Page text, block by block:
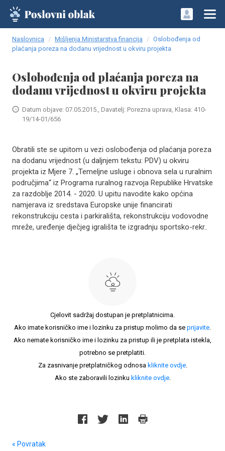
Naslovnica Mišljenja Ministarstva financija
Oslobođenja od
plaćanja poreza na dodanu vrijednost u okviru projekta
Oslobođenja od plaćanja poreza na
dodanu vrijednost u okviru projekta
Datum objave: 07.05.2015., Davatelj: Porezna uprava, Klasa: 410-
19/14-01/656
Obratili ste se upitom u vezi oslobođenja od plaćanja poreza
na dodanu vrijednost (u daljnjem tekstu: PDV) u okviru
projekta iz Mjere 7. „Temeljne usluge i obnova sela u ruralnim
područjima“ iz Programa ruralnog razvoja Republike Hrvatske
za razdoblje 2014. - 2020. U upitu navodite kako općina
namjerava iz sredstava Europske unije financirati
rekonstrukciju cesta i parkirališta, rekonstrukciju vodovodne
mreže, uređenje dječjeg igrališta te izgradnju sportsko-rekr..
Cjelovit sadržaj dostupan je pretplatnicima.
Ako imate korisničko ime i lozinku za pristup molimo da se prijavite.
Ako nemate korisničko ime i lozinku za pristup ili je pretplata istekla,
potrebno se pretplatiti.
Za zasnivanje pretplatničkog odnosa kliknite ovdje.
Ako ste zaboravili lozinku kliknite ovdje.
« Povratak